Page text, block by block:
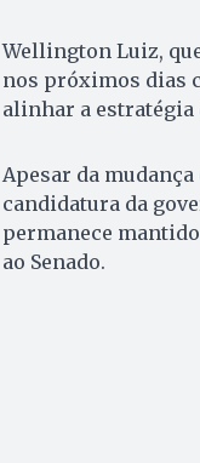
Wellington Luiz,
nos próximos dias
alinhar a estratégia
Apesar da
candidatura da
permanece
ao Senado.